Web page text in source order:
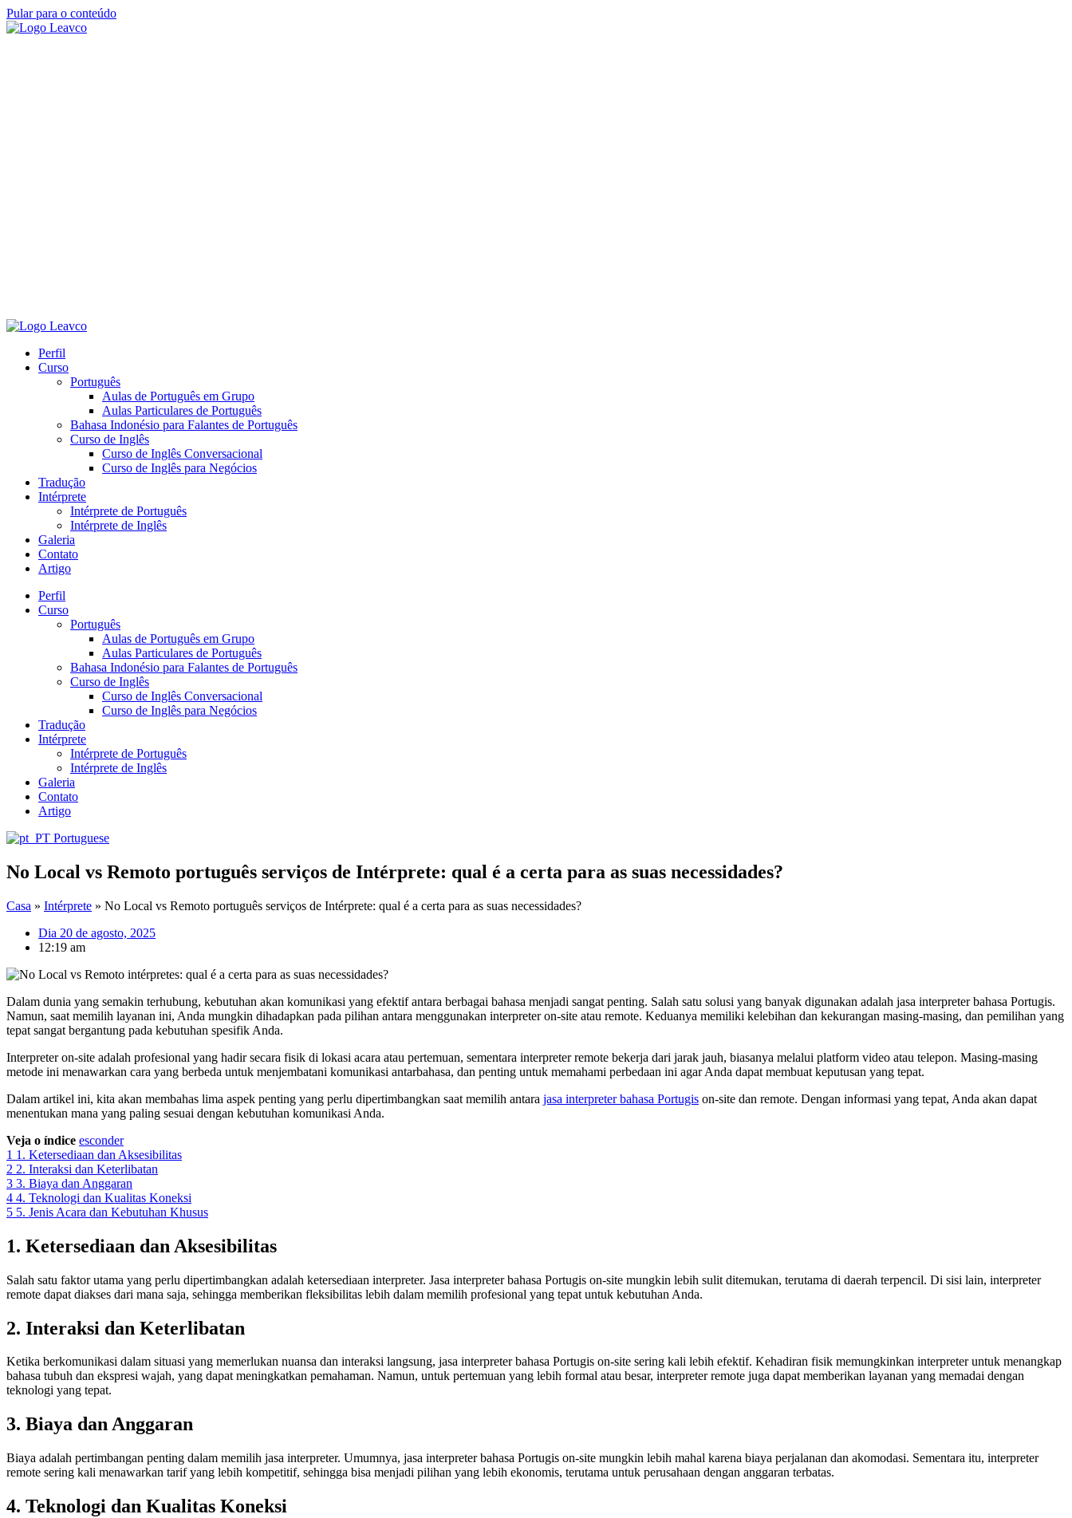
Pular para o conteúdo
Perfil
Curso
Português
Aulas de Português em Grupo
Aulas Particulares de Português
Bahasa Indonésio para Falantes de Português
Curso de Inglês
Curso de Inglês Conversacional
Curso de Inglês para Negócios
Tradução
Intérprete
Intérprete de Português
Intérprete de Inglês
Galeria
Contato
Artigo
Perfil
Curso
Português
Aulas de Português em Grupo
Aulas Particulares de Português
Bahasa Indonésio para Falantes de Português
Curso de Inglês
Curso de Inglês Conversacional
Curso de Inglês para Negócios
Tradução
Intérprete
Intérprete de Português
Intérprete de Inglês
Galeria
Contato
Artigo
Portuguese
No Local vs Remoto português serviços de Intérprete: qual é a certa para as suas necessidades?
Casa » Intérprete » No Local vs Remoto português serviços de Intérprete: qual é a certa para as suas necessidades?
Dia 20 de agosto, 2025
12:19 am
Dalam dunia yang semakin terhubung, kebutuhan akan komunikasi yang efektif antara berbagai bahasa menjadi sangat penting. Salah satu solusi yang banyak digunakan adalah jasa interpreter bahasa Portugis.
Namun, saat memilih layanan ini, Anda mungkin dihadapkan pada pilihan antara menggunakan interpreter on-site atau remote. Keduanya memiliki kelebihan dan kekurangan masing-masing, dan pemilihan yang
tepat sangat bergantung pada kebutuhan spesifik Anda.
Interpreter on-site adalah profesional yang hadir secara fisik di lokasi acara atau pertemuan, sementara interpreter remote bekerja dari jarak jauh, biasanya melalui platform video atau telepon. Masing-masing
metode ini menawarkan cara yang berbeda untuk menjembatani komunikasi antarbahasa, dan penting untuk memahami perbedaan ini agar Anda dapat membuat keputusan yang tepat.
Dalam artikel ini, kita akan membahas lima aspek penting yang perlu dipertimbangkan saat memilih antara jasa interpreter bahasa Portugis on-site dan remote. Dengan informasi yang tepat, Anda akan dapat
menentukan mana yang paling sesuai dengan kebutuhan komunikasi Anda.
Veja o índice esconder
1 1. Ketersediaan dan Aksesibilitas
2 2. Interaksi dan Keterlibatan
3 3. Biaya dan Anggaran
4 4. Teknologi dan Kualitas Koneksi
5 5. Jenis Acara dan Kebutuhan Khusus
1. Ketersediaan dan Aksesibilitas
Salah satu faktor utama yang perlu dipertimbangkan adalah ketersediaan interpreter. Jasa interpreter bahasa Portugis on-site mungkin lebih sulit ditemukan, terutama di daerah terpencil. Di sisi lain, interpreter
remote dapat diakses dari mana saja, sehingga memberikan fleksibilitas lebih dalam memilih profesional yang tepat untuk kebutuhan Anda.
2. Interaksi dan Keterlibatan
Ketika berkomunikasi dalam situasi yang memerlukan nuansa dan interaksi langsung, jasa interpreter bahasa Portugis on-site sering kali lebih efektif. Kehadiran fisik memungkinkan interpreter untuk menangkap
bahasa tubuh dan ekspresi wajah, yang dapat meningkatkan pemahaman. Namun, untuk pertemuan yang lebih formal atau besar, interpreter remote juga dapat memberikan layanan yang memadai dengan
teknologi yang tepat.
3. Biaya dan Anggaran
Biaya adalah pertimbangan penting dalam memilih jasa interpreter. Umumnya, jasa interpreter bahasa Portugis on-site mungkin lebih mahal karena biaya perjalanan dan akomodasi. Sementara itu, interpreter
remote sering kali menawarkan tarif yang lebih kompetitif, sehingga bisa menjadi pilihan yang lebih ekonomis, terutama untuk perusahaan dengan anggaran terbatas.
4. Teknologi dan Kualitas Koneksi